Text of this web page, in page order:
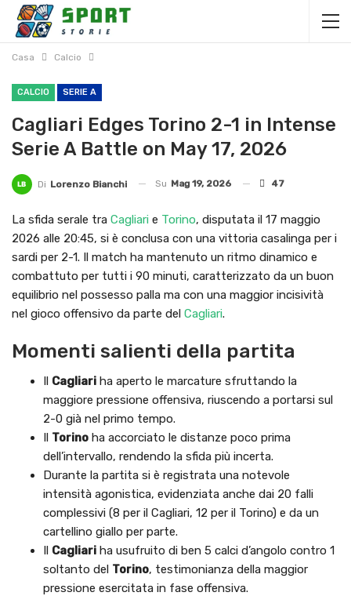
Casa Calcio
CALCIO SERIE A
Cagliari Edges Torino 2-1 in Intense
Serie A Battle on May 17, 2026
Di Lorenzo Bianchi Su Mag 19, 2026 47
La sfida serale tra Cagliari e Torino, disputata il 17 maggio
2026 alle 20:45, si è conclusa con una vittoria casalinga per i
sardi per 2-1. Il match ha mantenuto un ritmo dinamico e
combattuto per tutti i 90 minuti, caratterizzato da un buon
equilibrio nel possesso palla ma con una maggior incisività
nel gioco offensivo da parte del Cagliari.
Momenti salienti della partita
Il Cagliari ha aperto le marcature sfruttando la
maggiore pressione offensiva, riuscendo a portarsi sul
2-0 già nel primo tempo.
Il Torino ha accorciato le distanze poco prima
dell’intervallo, rendendo la sfida più incerta.
Durante la partita si è registrata una notevole
intensità agonistica, evidenziata anche dai 20 falli
complessivi (8 per il Cagliari, 12 per il Torino) e da un
cartellino giallo per parte.
Il Cagliari ha usufruito di ben 5 calci d’angolo contro 1
soltanto del Torino, testimonianza della maggior
pressione esercitata in fase offensiva.